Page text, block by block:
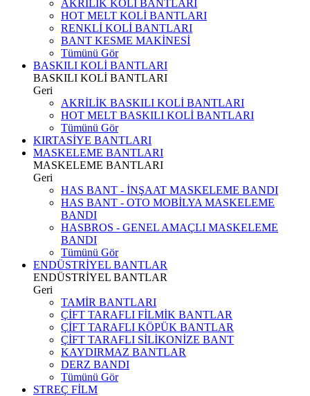
AKRİLİK KOLİ BANTLARI
HOT MELT KOLİ BANTLARI
RENKLİ KOLİ BANTLARI
BANT KESME MAKİNESİ
Tümünü Gör
BASKILI KOLİ BANTLARI
BASKILI KOLİ BANTLARI
Geri
AKRİLİK BASKILI KOLİ BANTLARI
HOT MELT BASKILI KOLİ BANTLARI
Tümünü Gör
KIRTASİYE BANTLARI
MASKELEME BANTLARI
MASKELEME BANTLARI
Geri
HAS BANT - İNŞAAT MASKELEME BANDI
HAS BANT - OTO MOBİLYA MASKELEME
BANDI
HASBROS - GENEL AMAÇLI MASKELEME
BANDI
Tümünü Gör
ENDÜSTRİYEL BANTLAR
ENDÜSTRİYEL BANTLAR
Geri
TAMİR BANTLARI
ÇİFT TARAFLI FİLMİK BANTLAR
ÇİFT TARAFLI KÖPÜK BANTLAR
ÇİFT TARAFLI SİLİKONİZE BANT
KAYDIRMAZ BANTLAR
DERZ BANDI
Tümünü Gör
STREÇ FİLM